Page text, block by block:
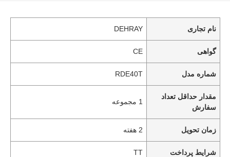
نام تجاری DEHRAY
گواهی CE
شماره مدل RDE40T
مقدار حداقل تعداد
سفارش
1 مجموعه
زمان تحویل 2 هفته
شرایط پرداخت TT